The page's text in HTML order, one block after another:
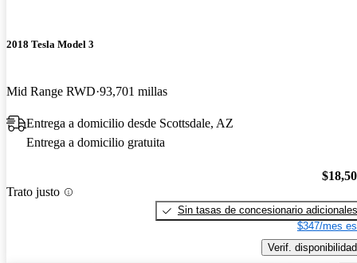
2018 Tesla Model 3
Mid Range RWD 93,701 millas
Entrega a domicilio desde Scottsdale, AZ
Entrega a domicilio gratuita
Trato justo
Sin tasas de concesionario adicionales
$347/mes
Verif. disponibilidad